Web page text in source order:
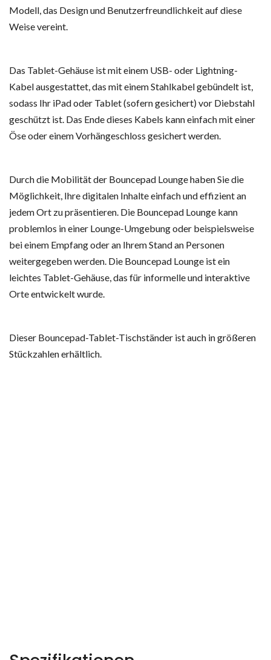
Modell, das Design und Benutzerfreundlichkeit auf diese
Weise vereint.
Das Tablet-Gehäuse ist mit einem USB- oder Lightning-
Kabel ausgestattet, das mit einem Stahlkabel gebündelt ist,
sodass Ihr iPad oder Tablet (sofern gesichert) vor Diebstahl
geschützt ist. Das Ende dieses Kabels kann einfach mit einer
Öse oder einem Vorhängeschloss gesichert werden.
Durch die Mobilität der Bouncepad Lounge haben Sie die
Möglichkeit, Ihre digitalen Inhalte einfach und effizient an
jedem Ort zu präsentieren. Die Bouncepad Lounge kann
problemlos in einer Lounge-Umgebung oder beispielsweise
bei einem Empfang oder an Ihrem Stand an Personen
weitergegeben werden. Die Bouncepad Lounge ist ein
leichtes Tablet-Gehäuse, das für informelle und interaktive
Orte entwickelt wurde.
Dieser Bouncepad-Tablet-Tischständer ist auch in größeren
Stückzahlen erhältlich.